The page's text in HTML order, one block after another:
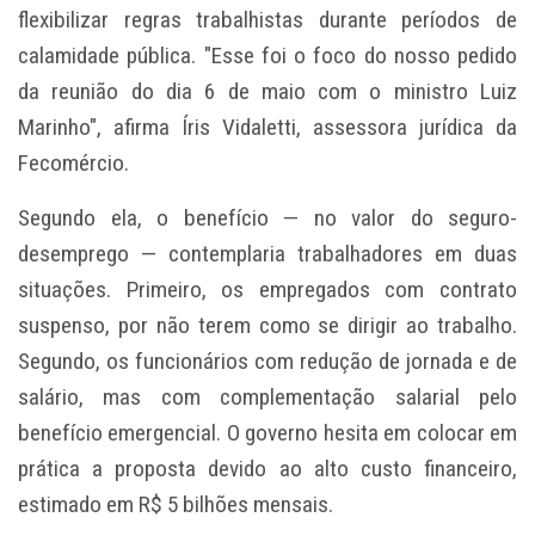
flexibilizar regras trabalhistas durante períodos de
calamidade pública. "Esse foi o foco do nosso pedido
da reunião do dia 6 de maio com o ministro Luiz
Marinho", afirma Íris Vidaletti, assessora jurídica da
Fecomércio.
Segundo ela, o benefício — no valor do seguro-
desemprego — contemplaria trabalhadores em duas
situações. Primeiro, os empregados com contrato
suspenso, por não terem como se dirigir ao trabalho.
Segundo, os funcionários com redução de jornada e de
salário, mas com complementação salarial pelo
benefício emergencial. O governo hesita em colocar em
prática a proposta devido ao alto custo financeiro,
estimado em R$ 5 bilhões mensais.